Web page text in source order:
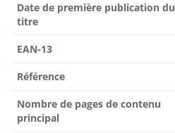
Date de première publication du
titre
EAN-13
Référence
Nombre de pages de contenu
principal